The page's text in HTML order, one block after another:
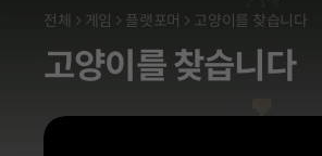
전체 게임 플랫포머 고양이를 찾습니다
고양이를 찾습니다